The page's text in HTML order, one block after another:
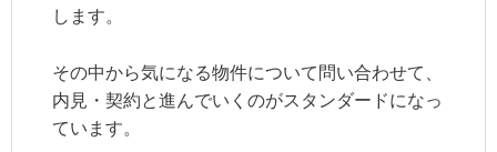
します。
その中から気になる物件について問い合わせて、
内見・契約と進んでいくのがスタンダードになっ
ています。